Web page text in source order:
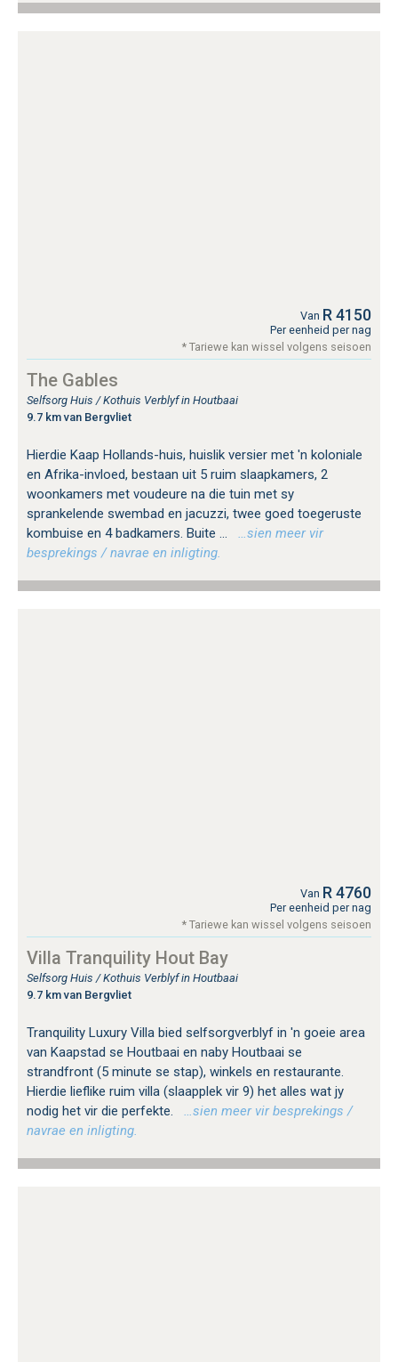
Van R 4150
Per eenheid per nag
* Tariewe kan wissel volgens seisoen
The Gables
Selfsorg Huis / Kothuis Verblyf in Houtbaai
9.7 km van Bergvliet
Hierdie Kaap Hollands-huis, huislik versier met 'n koloniale
en Afrika-invloed, bestaan uit 5 ruim slaapkamers, 2
woonkamers met voudeure na die tuin met sy
sprankelende swembad en jacuzzi, twee goed toegeruste
kombuise en 4 badkamers. Buite ...
…sien meer vir
besprekings / navrae en inligting.
Van R 4760
Per eenheid per nag
* Tariewe kan wissel volgens seisoen
Villa Tranquility Hout Bay
Selfsorg Huis / Kothuis Verblyf in Houtbaai
9.7 km van Bergvliet
Tranquility Luxury Villa bied selfsorgverblyf in 'n goeie area
van Kaapstad se Houtbaai en naby Houtbaai se
strandfront (5 minute se stap), winkels en restaurante.
Hierdie lieflike ruim villa (slaapplek vir 9) het alles wat jy
nodig het vir die perfekte.
…sien meer vir besprekings /
navrae en inligting.